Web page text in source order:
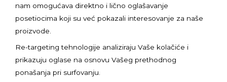
nam omogućava direktno i lično oglašavanje
posetiocima koji su već pokazali interesovanje za naše
proizvode.
Re-targeting tehnologije analiziraju Vaše kolačiće i
prikazuju oglase na osnovu Vašeg prethodnog
ponašanja pri surfovanju.